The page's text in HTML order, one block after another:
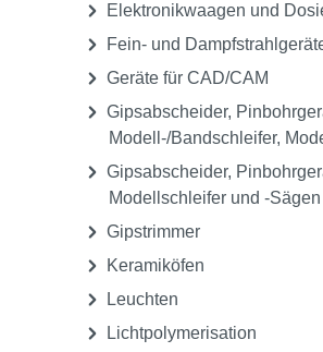
Elektronikwaagen und
Fein- und
Geräte für CAD/CAM
Gipsabscheider,
Modell-/Bandschleifer,
Gipsabscheider,
Modellschleifer und -Sägen
Gipstrimmer
Keramiköfen
Leuchten
Lichtpolymerisation